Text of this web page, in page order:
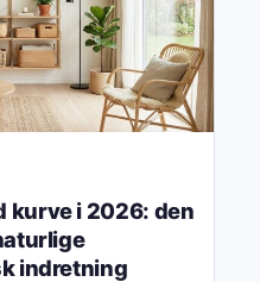
kurve i 2026: den
indretning